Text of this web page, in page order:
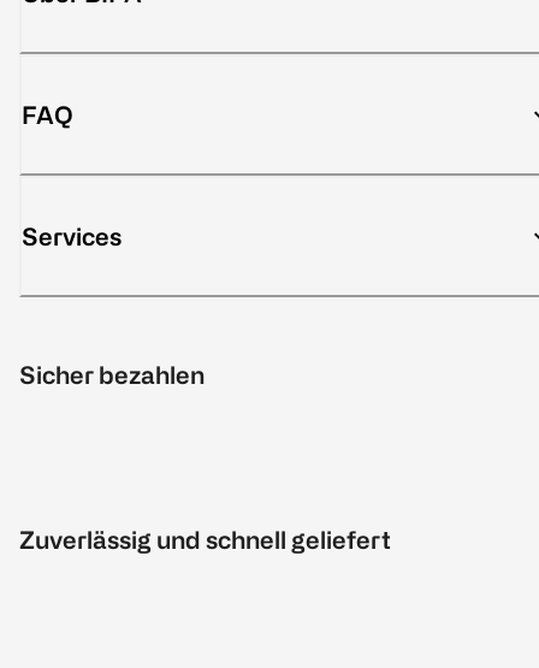
FAQ
Services
Sicher bezahlen
Zuverlässig und schnell geliefert